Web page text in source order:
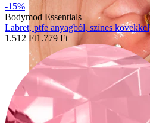
-15%
Bodymod Essentials
Labret, ptfe anyagból, színes kövekkel
1.512 Ft1.779 Ft